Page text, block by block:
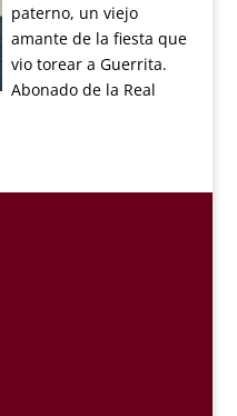
paterno, un viejo
amante de la fiesta que
vio torear a Guerrita.
Abonado de la Real